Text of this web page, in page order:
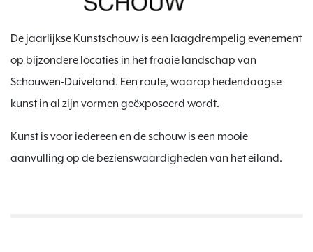
De jaarlijkse Kunstschouw is een laagdrempelig evenement
op bijzondere locaties in het fraaie landschap van
Schouwen-Duiveland. Een route, waarop hedendaagse
kunst in al zijn vormen geëxposeerd wordt.
Kunst is voor iedereen en de schouw is een mooie
aanvulling op de bezienswaardigheden van het eiland.